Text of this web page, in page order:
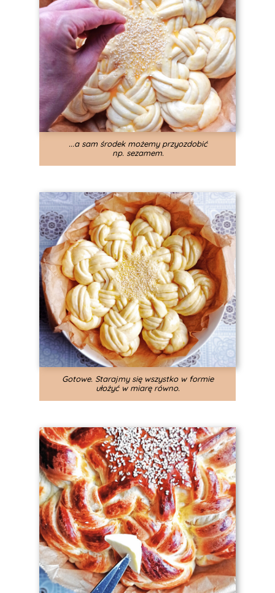
Gotowe. Starajmy się wszystko w formie
ułożyć w miarę równo.
...a sam środek możemy przyozdobić
np. sezamem.